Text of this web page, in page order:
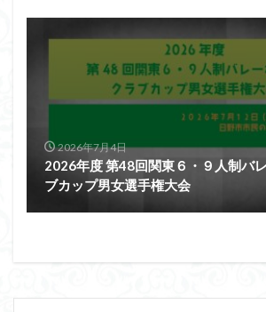
2026年7月4日
2026年度 第48回関東６・９人制バ
ブカップ男女選手権大会